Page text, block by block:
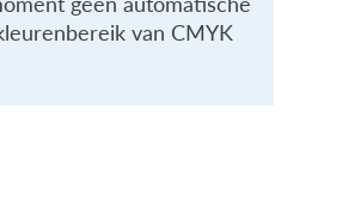
van CMYK